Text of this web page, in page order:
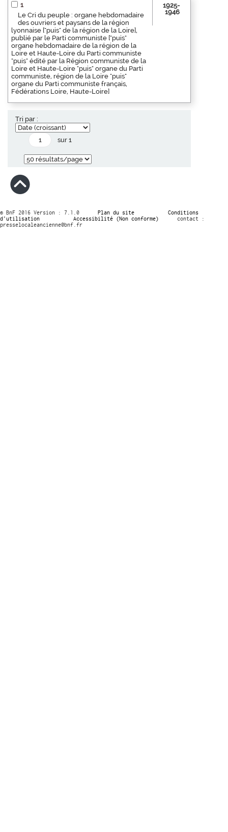
1
Le Cri du peuple : organe hebdomadaire
des ouvriers et paysans de la région
lyonnaise ["puis" de la région de la Loire],
publié par le Parti communiste ["puis"
organe hebdomadaire de la région de la
Loire et Haute-Loire du Parti communiste
"puis" édité par la Région communiste de la
Loire et Haute-Loire "puis" organe du Parti
communiste, région de la Loire "puis"
organe du Parti communiste français,
Fédérations Loire, Haute-Loire]
1925-
1946
Tri par :
sur 1
© BnF 2016 Version : 7.1.0 Plan du site
Conditions
d’utilisation
Accessibilité (Non conforme)
contact :
presselocaleancienne@bnf.fr